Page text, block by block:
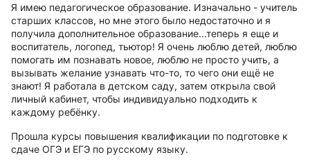
Я имею педагогическое образование. Изначально - учитель
старших классов, но мне этого было недостаточно и я
получила дополнительное образование...теперь я еще и
воспитатель, логопед, тьютор! Я очень люблю детей, люблю
помогать им познавать новое, люблю не просто учить, а
вызывать желание узнавать что-то, то чего они ещё не
знают! Я работала в детском саду, затем открыла свой
личный кабинет, чтобы индивидуально подходить к
каждому ребёнку.
Прошла курсы повышения квалификации по подготовке к
сдаче ОГЭ и ЕГЭ по русскому языку.